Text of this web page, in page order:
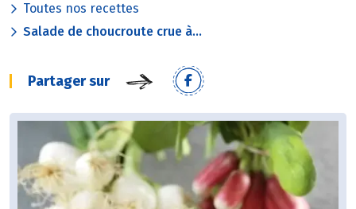
Toutes nos recettes
Salade de choucroute crue à...
Partager sur